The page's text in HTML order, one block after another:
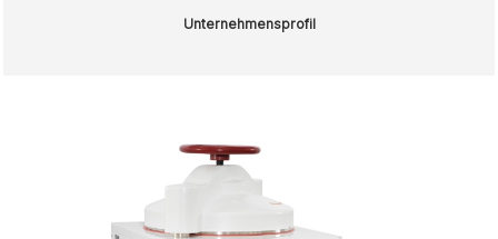
Unternehmensprofil